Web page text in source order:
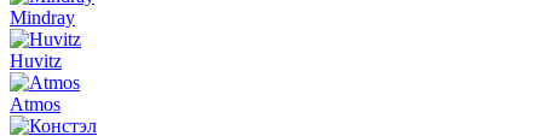
Mindray
Huvitz
Atmos